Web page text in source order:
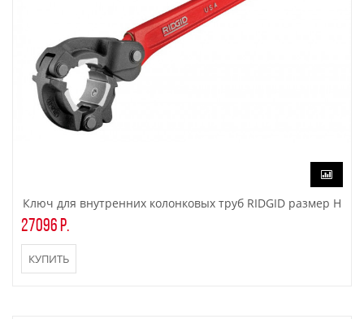
Ключ для внутренних колонковых труб RIDGID размер Н
27096 р.
КУПИТЬ